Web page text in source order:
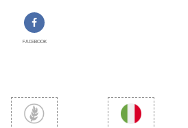
FACEBOOK